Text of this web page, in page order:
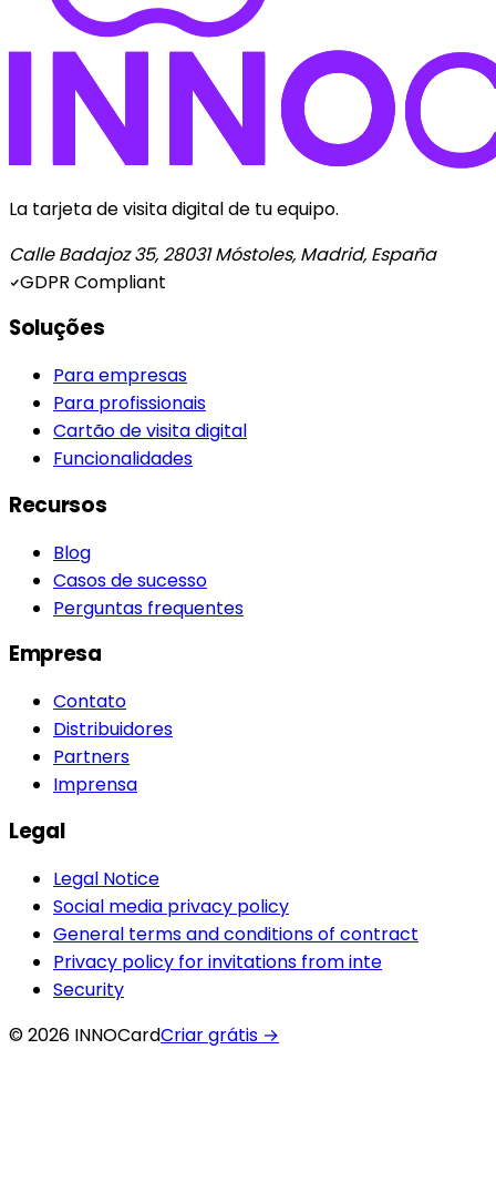
La tarjeta de visita digital de tu equipo.
Calle Badajoz 35, 28031 Móstoles, Madrid, España
GDPR Compliant
Soluções
Para empresas
Para profissionais
Cartão de visita digital
Funcionalidades
Recursos
Blog
Casos de sucesso
Perguntas frequentes
Empresa
Contato
Distribuidores
Partners
Imprensa
Legal
Legal Notice
Social media privacy policy
General terms and conditions of contract
Privacy policy for invitations from inte
Security
© 2026 INNOCardCriar grátis →